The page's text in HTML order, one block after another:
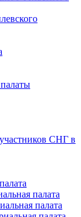
участников СНГ в
палата
палата